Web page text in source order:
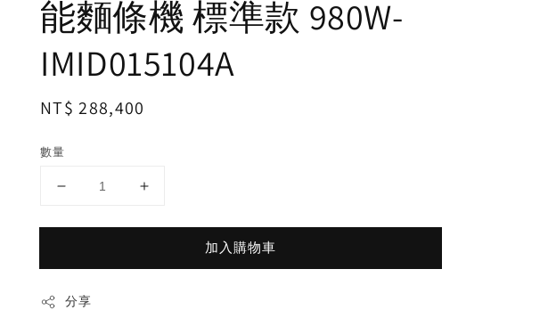
能麵條機 標準款 980W-
IMID015104A
Regular
NT$ 288,400
數量
加入購物車
分享